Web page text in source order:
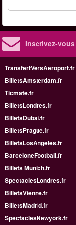
Inscrivez-
TransfertVersAeroport.fr
BilletsAmsterdam.fr
Ticmate.fr
BilletsLondres.fr
BilletsDubai.fr
BilletsPrague.fr
BilletsLosAngeles.fr
BarceloneFootball.fr
Billets Munich.fr
SpectaclesLondres.fr
BilletsVienne.fr
BilletsMadrid.fr
SpectaclesNewyork.fr